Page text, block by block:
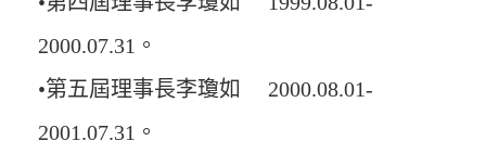
2000.07.31。
•第五屆理事長李瓊如 2000.08.01-
2001.07.31。